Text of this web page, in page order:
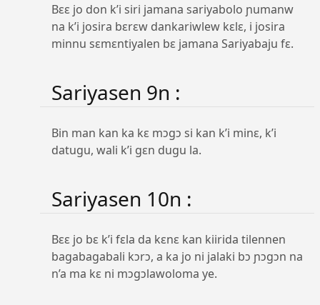
Bɛɛ jo don k’i siri jamana sariyabolo ɲumanw
na k’i josira bɛrɛw dankariwlew kɛlɛ, i josira
minnu sɛmɛntiyalen bɛ jamana Sariyabaju fɛ.
Sariyasen 9n :
Bin man kan ka kɛ mɔgɔ si kan k’i minɛ, k’i
datugu, wali k’i gɛn dugu la.
Sariyasen 10n :
Bɛɛ jo bɛ k’i fɛla da kɛnɛ kan kiirida tilennen
bagabagabali kɔrɔ, a ka jo ni jalaki bɔ ɲɔgɔn na
n’a ma kɛ ni mɔgɔlawoloma ye.